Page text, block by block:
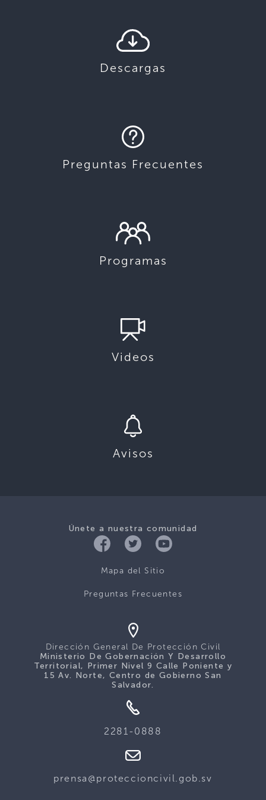
Descargas
Preguntas Frecuentes
Programas
Videos
Avisos
Únete a nuestra comunidad
Mapa del Sitio
Preguntas Frecuentes
Dirección General De Protección Civil
Ministerio De Gobernación Y Desarrollo
Territorial, Primer Nivel 9 Calle Poniente y
15 Av. Norte, Centro de Gobierno San
Salvador.
2281-0888
prensa@proteccioncivil.gob.sv